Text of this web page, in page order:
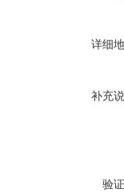
详细
补充
验